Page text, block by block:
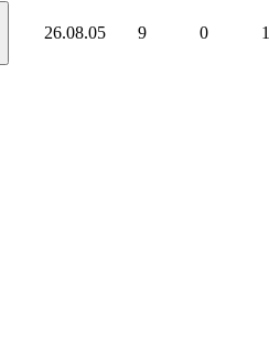
26.08.05 9 0 1